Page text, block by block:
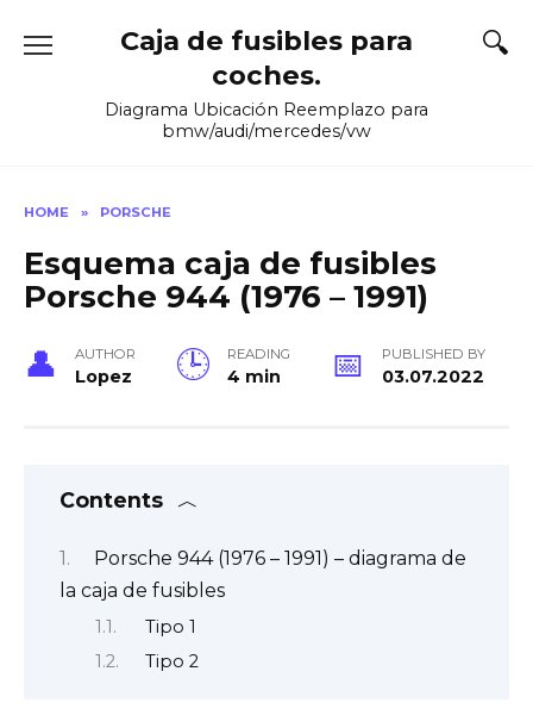
Caja de fusibles para
coches.
Diagrama Ubicación Reemplazo para
bmw/audi/mercedes/vw
HOME » PORSCHE
Esquema caja de fusibles
Porsche 944 (1976 – 1991)
AUTHOR
Lopez
READING
4 min
PUBLISHED BY
03.07.2022
Contents
Porsche 944 (1976 – 1991) – diagrama de
la caja de fusibles
Tipo 1
Tipo 2